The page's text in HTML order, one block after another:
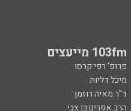
103fm מייעצים
פרופ' רפי קרסו
מיכל דליות
ד"ר מאיה רוזמן
הרב אפרים בן צבי